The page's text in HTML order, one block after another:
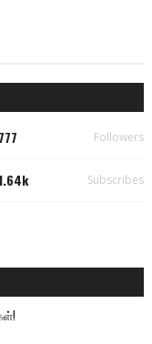
777 Followers
Subscribes